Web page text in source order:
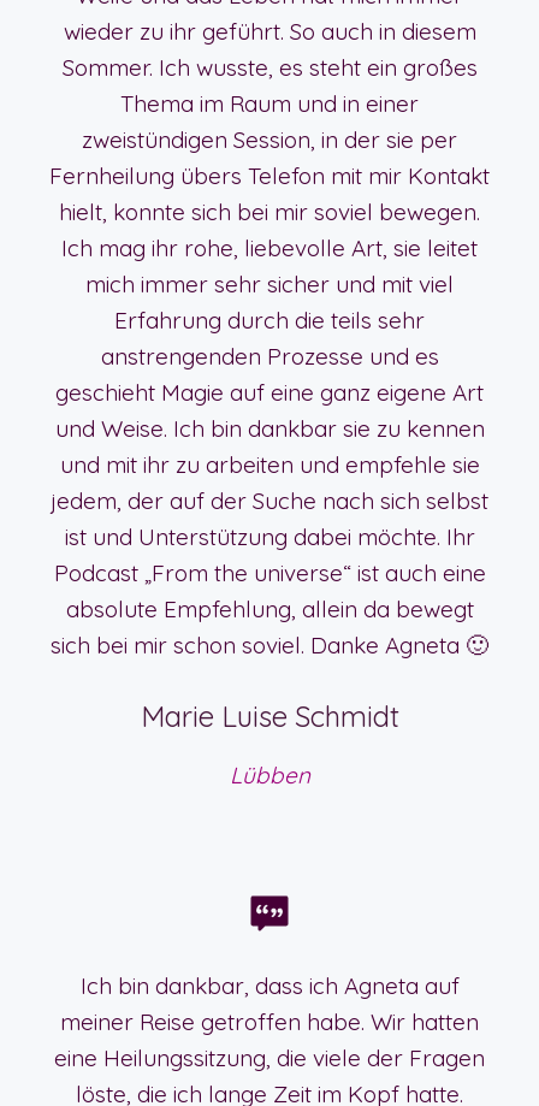
wieder zu ihr geführt. So auch in diesem
Sommer. Ich wusste, es steht ein großes
Thema im Raum und in einer
zweistündigen Session, in der sie per
Fernheilung übers Telefon mit mir Kontakt
hielt, konnte sich bei mir soviel bewegen.
Ich mag ihr rohe, liebevolle Art, sie leitet
mich immer sehr sicher und mit viel
Erfahrung durch die teils sehr
anstrengenden Prozesse und es
geschieht Magie auf eine ganz eigene Art
und Weise. Ich bin dankbar sie zu kennen
und mit ihr zu arbeiten und empfehle sie
jedem, der auf der Suche nach sich selbst
ist und Unterstützung dabei möchte. Ihr
Podcast „From the universe“ ist auch eine
absolute Empfehlung, allein da bewegt
sich bei mir schon soviel. Danke Agneta 🙂
Marie Luise Schmidt
Lübben
Ich bin dankbar, dass ich Agneta auf
meiner Reise getroffen habe. Wir hatten
eine Heilungssitzung, die viele der Fragen
löste, die ich lange Zeit im Kopf hatte.